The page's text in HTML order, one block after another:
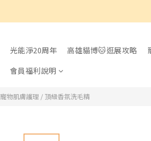
光能淨20周年 高雄貓博🐱逛展攻略
會員福利說明
寵物肌膚護理 / 頂級香氛洗毛精